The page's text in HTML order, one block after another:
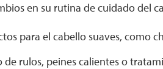
en su rutina de cuidado del
para el cabello suaves, como
de rulos, peines calientes o